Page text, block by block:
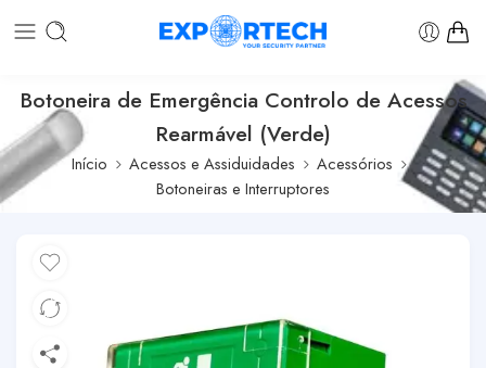
Botoneira de Emergência Controlo de Acessos
Rearmável (Verde)
Início Acessos e Assiduidades
Acessórios
Botoneiras e Interruptores